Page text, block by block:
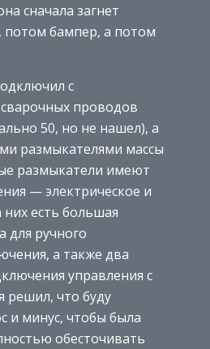
сначала загнет
потом бампер, а потом
с
проводов
50, но не нашел), а
размыкателями массы
размыкатели имеют
— электрическое и
есть большая
для ручного
а также два
управления с
решил, что буду
и минус, чтобы была
обесточивать